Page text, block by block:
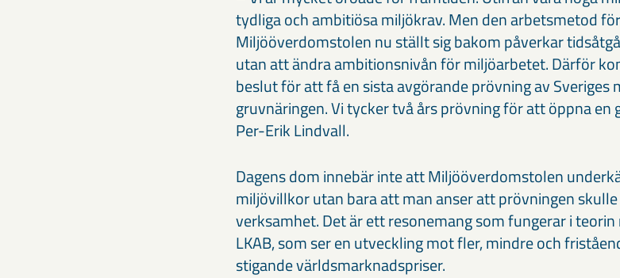
tydliga och ambitiösa miljökrav. Men den arbetsmetod
Miljööverdomstolen nu ställt sig bakom påverkar
utan att ändra ambitionsnivån för miljöarbetet. Därför
beslut för att få en sista avgörande prövning av
gruvnäringen. Vi tycker två års prövning för att öppna en
Per-Erik Lindvall.
Dagens dom innebär inte att Miljööverdomstolen
miljövillkor utan bara att man anser att prövningen
verksamhet. Det är ett resonemang som fungerar i
LKAB, som ser en utveckling mot fler, mindre och
stigande världsmarknadspriser.